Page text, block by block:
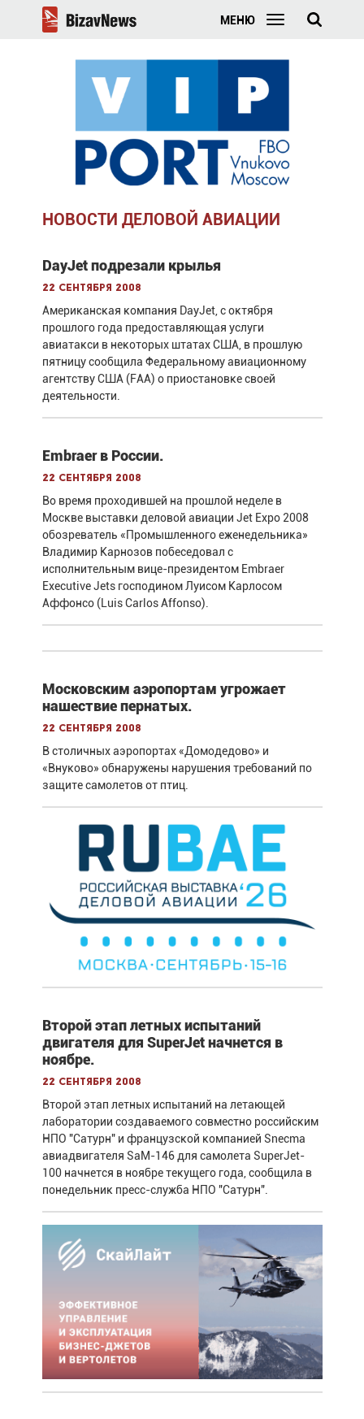
МЕНЮ
НОВОСТИ ДЕЛОВОЙ АВИАЦИИ
DayJet подрезали крылья
22 сентября 2008
Американская компания DayJet, с октября
прошлого года предоставляющая услуги
авиатакси в некоторых штатах США, в прошлую
пятницу сообщила Федеральному авиационному
агентству США (FAA) о приостановке своей
деятельности.
Embraer в России.
22 сентября 2008
Во время проходившей на прошлой неделе в
Москве выставки деловой авиации Jet Expo 2008
обозреватель «Промышленного еженедельника»
Владимир Карнозов побеседовал с
исполнительным вице-президентом Embraer
Executive Jets господином Луисом Карлосом
Аффонсо (Luis Carlos Affonso).
Московским аэропортам угрожает
нашествие пернатых.
22 сентября 2008
В столичных аэропортах «Домодедово» и
«Внуково» обнаружены нарушения требований по
защите самолетов от птиц.
Второй этап летных испытаний
двигателя для SuperJet начнется в
ноябре.
22 сентября 2008
Второй этап летных испытаний на летающей
лаборатории создаваемого совместно российским
НПО "Сатурн" и французской компанией Snecma
авиадвигателя SaM-146 для самолета SuperJet-
100 начнется в ноябре текущего года, сообщила в
понедельник пресс-служба НПО "Сатурн".